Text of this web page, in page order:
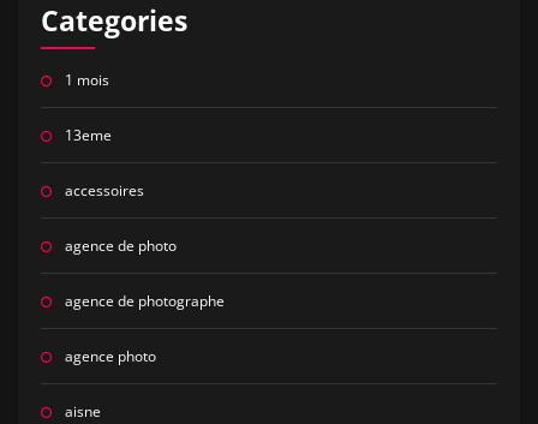
Categories
1 mois
13eme
accessoires
agence de photo
agence de photographe
agence photo
aisne